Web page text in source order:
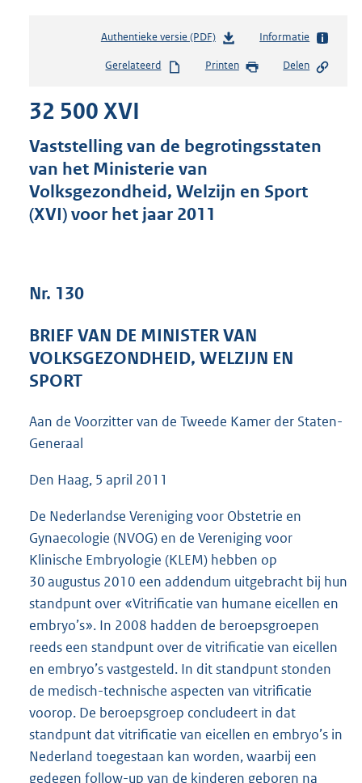
Authentieke versie (PDF)b
s
s
r
K
b
Informatie
Gerelateerd Printen Delen
32 500 XVI
Vaststelling van de begrotingsstaten
van het Ministerie van
Volksgezondheid, Welzijn en Sport
(XVI) voor het jaar 2011
Nr. 130
BRIEF VAN DE MINISTER VAN
VOLKSGEZONDHEID, WELZIJN EN
SPORT
Aan de Voorzitter van de Tweede Kamer der Staten-
Generaal
Den Haag, 5 april 2011
De Nederlandse Vereniging voor Obstetrie en
Gynaecologie (NVOG) en de Vereniging voor
Klinische Embryologie (KLEM) hebben op
30 augustus 2010 een addendum uitgebracht bij hun
standpunt over «Vitrificatie van humane eicellen en
embryo’s». In 2008 hadden de beroepsgroepen
reeds een standpunt over de vitrificatie van eicellen
en embryo’s vastgesteld. In dit standpunt stonden
de medisch-technische aspecten van vitrificatie
voorop. De beroepsgroep concludeert in dat
standpunt dat vitrificatie van eicellen en embryo’s in
Nederland toegestaan kan worden, waarbij een
gedegen follow-up van de kinderen geboren na